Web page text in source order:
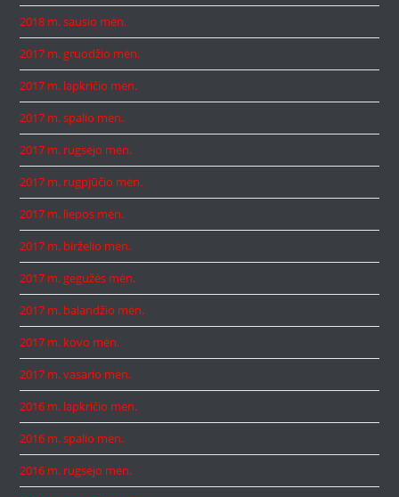
2018 m. sausio mėn.
2017 m. gruodžio mėn.
2017 m. lapkričio mėn.
2017 m. spalio mėn.
2017 m. rugsėjo mėn.
2017 m. rugpjūčio mėn.
2017 m. liepos mėn.
2017 m. birželio mėn.
2017 m. gegužės mėn.
2017 m. balandžio mėn.
2017 m. kovo mėn.
2017 m. vasario mėn.
2016 m. lapkričio mėn.
2016 m. spalio mėn.
2016 m. rugsėjo mėn.